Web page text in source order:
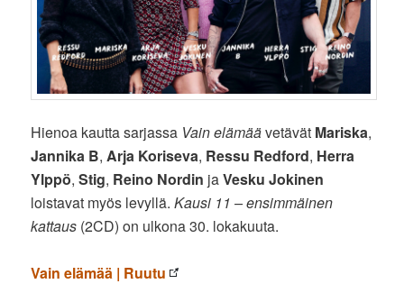
Hienoa kautta sarjassa Vain elämäävetävät Mariska,
Jannika B, Arja Koriseva, Ressu Redford, Herra
Ylppö,Stig, Reino Nordin jaVesku Jokinen
loistavat myös levyllä.Kausi 11 – ensimmäinen
kattaus (2CD) on ulkona 30. lokakuuta.
Vain elämää | Ruutu